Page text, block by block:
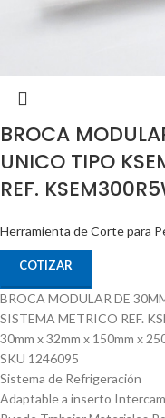
BROCA
UNICO TIPO
REF.
Herramienta de Corte para
COTIZAR
BROCA MODULAR DE
SISTEMA METRICO REF.
30mm x 32mm x 150mm x
SKU 1246095
Sistema de Refrigeración
Adaptable a inserto